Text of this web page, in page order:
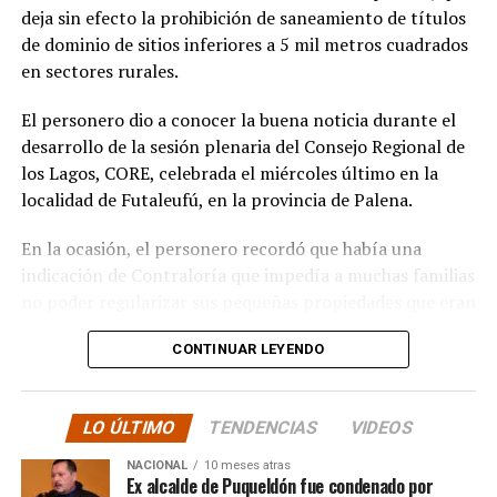
este sueño con la futura compra de un terreno que
permita el crecimiento de la escuela y así poder
albergar la enseñanza media que todos anhelamos.»
«Es un orgullo aportar al sueño educativo de esta
comunidad. Desde su equipo profesional han hecho
invaluables aportes a nuestra identidad. Son un
grupo fantástico, con grandes liderazgos que hoy son
nuestro país,»concluyó.
expansión de la educación en la península de Rilán,
atendiendo a las necesidades y aspiraciones de la
deja sin efecto la prohibición de saneamiento de títulos
de dominio de sitios inferiores a 5 mil metros cuadrados
en sectores rurales.
El personero dio a conocer la buena noticia durante el
desarrollo de la sesión plenaria del Consejo Regional de
los Lagos, CORE, celebrada el miércoles último en la
localidad de Futaleufú, en la provincia de Palena.
En la ocasión, el personero recordó que había una
indicación de Contraloría que impedía a muchas familias
inferiores a 5 mil metros cuadrados, pero fue el mismo
organismo contralor que dispuso de otro dictamen la
anterior.
“En su minuto, lamentablemente hubo un dictamen
de Contraloría que prohibía los saneamientos de
CONTINUAR LEYENDO
LO ÚLTIMO TENDENCIAS VIDEOS
NACIONAL 10 meses atras
Ex alcalde de Puqueldón fue condenado por